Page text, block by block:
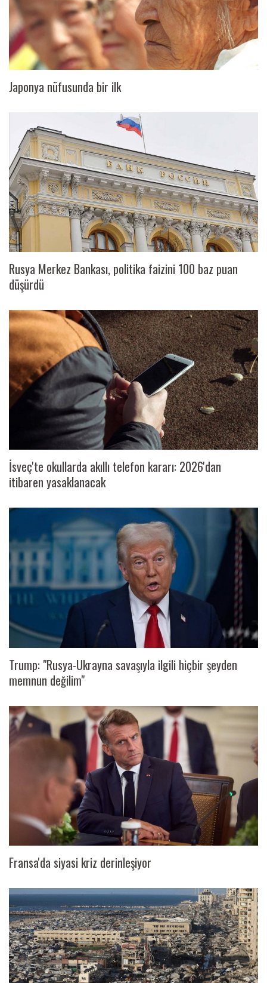
Japonya nüfusunda bir ilk
Rusya Merkez Bankası, politika faizini 100 baz puan
düşürdü
İsveç'te okullarda akıllı telefon kararı: 2026'dan
itibaren yasaklanacak
Trump: "Rusya-Ukrayna savaşıyla ilgili hiçbir şeyden
memnun değilim"
Fransa'da siyasi kriz derinleşiyor